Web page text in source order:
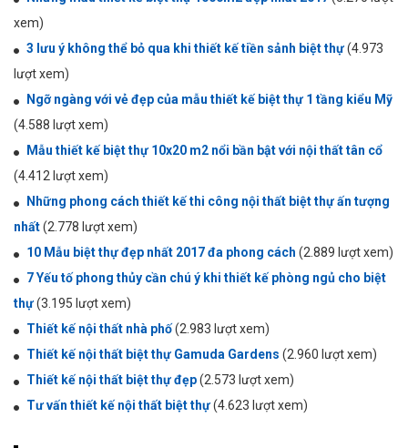
xem)
3 lưu ý không thể bỏ qua khi thiết kế tiền sảnh biệt thự(4.973
lượt xem)
Ngỡ ngàng với vẻ đẹp của mẫu thiết kế biệt thự 1 tầng kiểu Mỹ
(4.588 lượt xem)
Mẫu thiết kế biệt thự 10x20 m2 nổi bần bật với nội thất tân cổ
(4.412 lượt xem)
Những phong cách thiết kế thi công nội thất biệt thự ấn tượng
nhất(2.778 lượt xem)
10 Mẫu biệt thự đẹp nhất 2017 đa phong cách (2.889 lượt xem)
7 Yếu tố phong thủy cần chú ý khi thiết kế phòng ngủ cho biệt
thự(3.195 lượt xem)
Thiết kế nội thất nhà phố(2.983 lượt xem)
Thiết kế nội thất biệt thự Gamuda Gardens (2.960 lượt xem)
Thiết kế nội thất biệt thự đẹp(2.573 lượt xem)
Tư vấn thiết kế nội thất biệt thự(4.623 lượt xem)